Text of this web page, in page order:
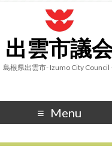
出雲市議
島根県出雲市- Izumo City Council
Menu